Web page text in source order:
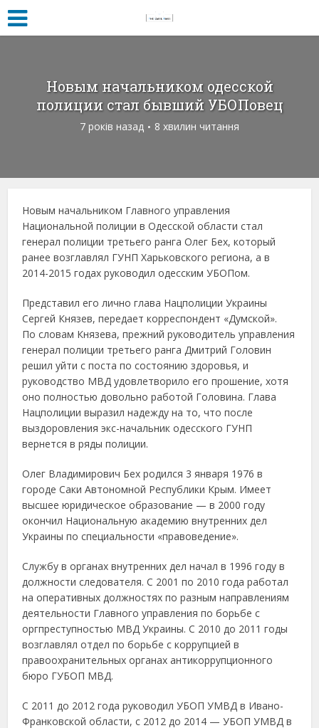
Новым начальником одесской
полиции стал бывший УБОПовец
7 років назад 8 хвилин читання
Новым начальником Главного управления
Национальной полиции в Одесской области стал
генерал полиции третьего ранга Олег Бех, который
ранее возглавлял ГУНП Харьковского региона, а в
2014-2015 годах руководил одесским УБОПом.
Представил его лично глава Нацполиции Украины
Сергей Князев, передает корреспондент «Думской».
По словам Князева, прежний руководитель управления
генерал полиции третьего ранга Дмитрий Головин
решил уйти с поста по состоянию здоровья, и
руководство МВД удовлетворило его прошение, хотя
оно полностью довольно работой Головина. Глава
Нацполиции выразил надежду на то, что после
выздоровления экс-начальник одесского ГУНП
вернется в ряды полиции.
Олег Владимирович Бех родился 3 января 1976 в
городе Саки Автономной Республики Крым. Имеет
высшее юридическое образование — в 2000 году
окончил Национальную академию внутренних дел
Украины по специальности «правоведение».
Службу в органах внутренних дел начал в 1996 году в
должности следователя. С 2001 по 2010 года работал
на оперативных должностях по разным направлениям
деятельности Главного управления по борьбе с
оргпреступностью МВД Украины. С 2010 до 2011 годы
возглавлял отдел по борьбе с коррупцией в
правоохранительных органах антикоррупционного
бюро ГУБОП МВД.
С 2011 до 2012 года руководил УБОП УМВД в Ивано-
Франковской области, с 2012 до 2014 — УБОП УМВД в